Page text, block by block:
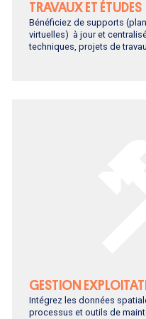
TRAVAUX ET ÉTUDES
Bénéficiez de supports
virtuelles) à jour et
techniques, projets de
GESTION
Intégrez les données
processus et outils de